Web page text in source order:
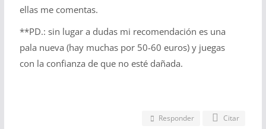
ellas me comentas.
**PD.: sin lugar a dudas mi recomendación es una
pala nueva (hay muchas por 50-60 euros) y juegas
con la confianza de que no esté dañada.
Responder Citar